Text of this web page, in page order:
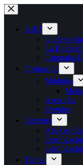
Saltar
al
contenido
ABD
Quiénes
La
Campaña
Formación
Módulos
Asesorías
Eventos
Demeter
¿Qué es
Tienda